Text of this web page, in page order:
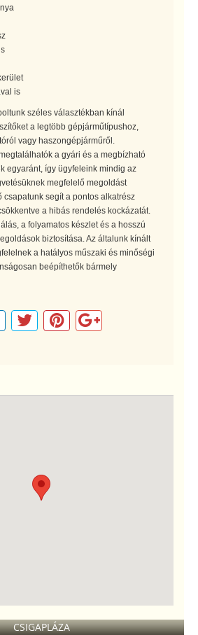
is
széles választékban kínál
a legtöbb gépjárműtípushoz,
vagy haszongépjárműről.
a gyári és a megbízható
egyaránt, így ügyfeleink mindig az
megfelelő megoldást
csapatunk segít a pontos alkatrész
a hibás rendelés kockázatát.
a folyamatos készlet és a hosszú
biztosítása. Az általunk kínált
a hatályos műszaki és minőségi
beépíthetők bármely
CSIGAPLÁZA